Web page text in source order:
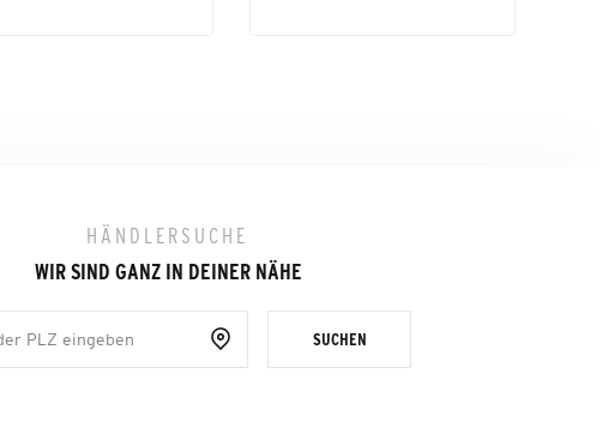
HÄNDLERSUCHE
WIR SIND GANZ IN DEINER NÄHE
SUCHEN